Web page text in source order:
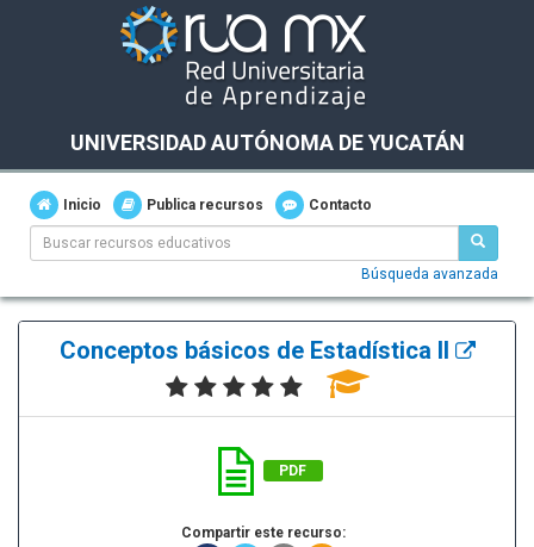
UNIVERSIDAD AUTÓNOMA DE YUCATÁN
Inicio Publica recursos Contacto
Búsqueda avanzada
Conceptos básicos de Estadística II
PDF
Compartir este recurso: